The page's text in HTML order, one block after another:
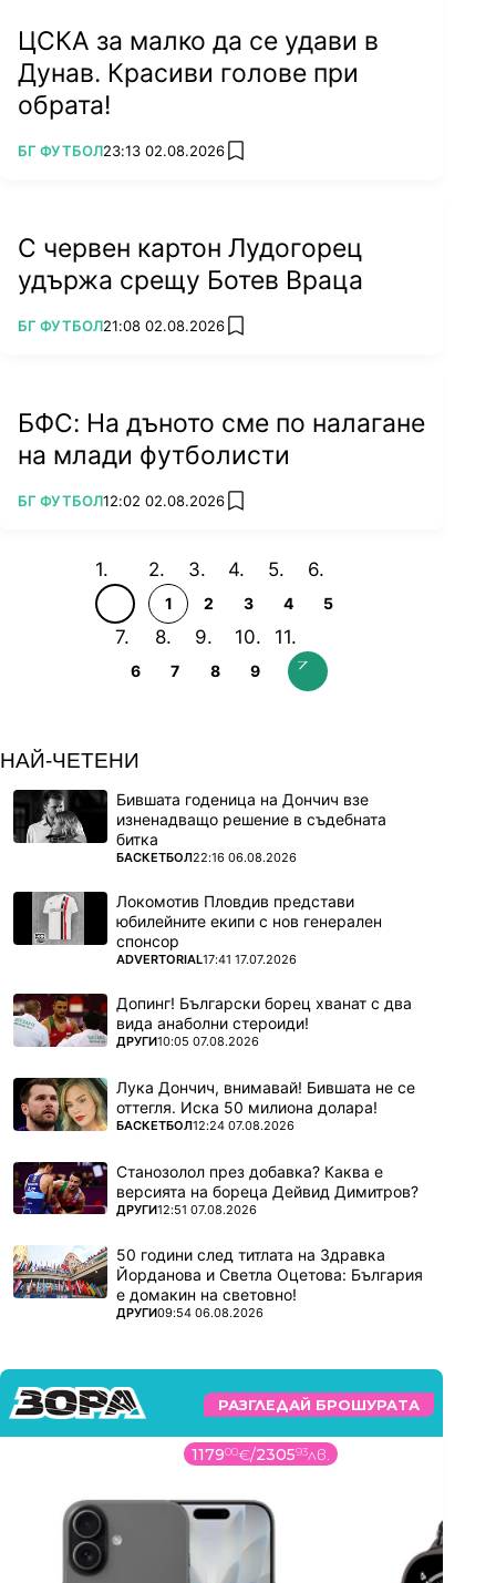
ЦСКА за малко да се удави в
Дунав. Красиви голове при
обрата!
ПОВЕЧЕ ОТ
БГ ФУТБОЛ23:13 02.08.2026 add favorites
С червен картон Лудогорец
удържа срещу Ботев Враца
ПОВЕЧЕ ОТ
БГ ФУТБОЛ21:08 02.08.2026 add favorites
БФС: На дъното сме по налагане
на млади футболисти
ПОВЕЧЕ ОТ
БГ ФУТБОЛ12:02 02.08.2026 add favorites
1 2 3 4 5
6 7 8 9
НАЙ-ЧЕТЕНИ
Бившата годеница на Дончич взе
изненадващо решение в съдебната
битка
ПОВЕЧЕ ОТ
БАСКЕТБОЛ22:16 06.08.2026
Локомотив Пловдив представи
юбилейните екипи с нов генерален
спонсор
ПОВЕЧЕ ОТ
ADVERTORIAL17:41 17.07.2026
Допинг! Български борец хванат с два
вида анаболни стероиди!
ПОВЕЧЕ ОТ
ДРУГИ10:05 07.08.2026
Лука Дончич, внимавай! Бившата не се
оттегля. Иска 50 милиона долара!
ПОВЕЧЕ ОТ
БАСКЕТБОЛ12:24 07.08.2026
Станозолол през добавка? Каква е
версията на бореца Дейвид Димитров?
ПОВЕЧЕ ОТ
ДРУГИ12:51 07.08.2026
50 години след титлата на Здравка
Йорданова и Светла Оцетова: България
е домакин на световно!
ПОВЕЧЕ ОТ
ДРУГИ09:54 06.08.2026
РАЗГЛЕДАЙ БРОШУРАТА
117900€/230593лв.